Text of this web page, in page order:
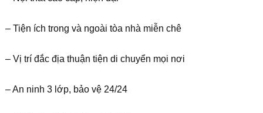
– Tiện ích trong và ngoài tòa nhà miễn chê
– Vị trí đắc địa thuận tiện di chuyển mọi nơi
– An ninh 3 lớp, bảo vệ 24/24